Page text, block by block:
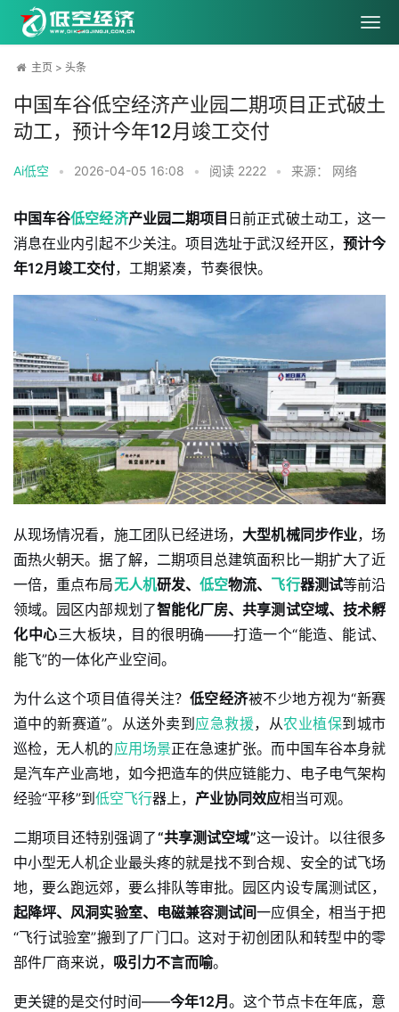
主页 > 头条
中国车谷低空经济产业园二期项目正式破土
动工，预计今年12月竣工交付
Ai低空 • 2026-04-05 16:08 • 阅读 2222 • 来源： 网络
中国车谷低空经济产业园二期项目 日前正式破土动工，这一
消息在业内引起不少关注。项目选址于武汉经开区， 预计今
年12月竣工交付，工期紧凑，节奏很快。
从现场情况看，施工团队已经进场， 大型机械同步作业，场
面热火朝天。据了解，二期项目总建筑面积比一期扩大了近
一倍，重点布局无人机研发、低空物流、 飞行器测试等前沿
领域。园区内部规划了智能化厂房、共享测试空域、技术孵
化中心三大板块，目的很明确——打造一个“能造、能试、
能飞”的一体化产业空间。
为什么这个项目值得关注？ 低空经济被不少地方视为“新赛
道中的新赛道”。从送外卖到 应急救援，从农业植保到城市
巡检，无人机的应用场景正在急速扩张。而中国车谷本身就
是汽车产业高地，如今把造车的供应链能力、电子电气架构
经验“平移”到 低空飞行器上， 产业协同效应相当可观。
二期项目还特别强调了“共享测试空域”这一设计。以往很多
中小型无人机企业最头疼的就是找不到合规、安全的试飞场
地，要么跑远郊，要么排队等审批。园区内设专属测试区，
起降坪、风洞实验室、电磁兼容测试间一应俱全，相当于把
“飞行试验室”搬到了厂门口。这对于初创团队和转型中的零
部件厂商来说， 吸引力不言而喻。
更关键的是交付时间——今年12月 。这个节点卡在年底，意